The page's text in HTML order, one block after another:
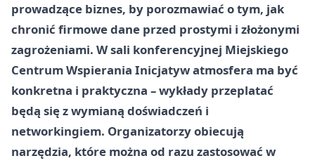
prowadzące biznes, by porozmawiać o tym, jak
chronić firmowe dane przed prostymi i złożonymi
zagrożeniami. W sali konferencyjnej Miejskiego
Centrum Wspierania Inicjatyw atmosfera ma być
konkretna i praktyczna – wykłady przeplatać
będą się z wymianą doświadczeń i
networkingiem. Organizatorzy obiecują
narzędzia, które można od razu zastosować w